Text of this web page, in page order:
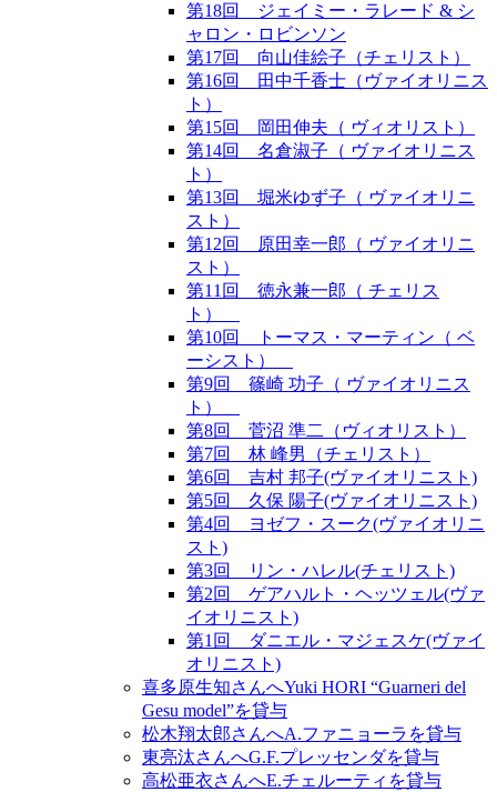
第18回 ジェイミー・ラレード & シ
ャロン・ロビンソン
第17回 向山佳絵子（チェリスト）
第16回 田中千香士（ヴァイオリニス
ト）
第15回 岡田伸夫（ ヴィオリスト）
第14回 名倉淑子（ ヴァイオリニス
ト）
第13回 堀米ゆず子（ ヴァイオリニ
スト）
第12回 原田幸一郎（ ヴァイオリニ
スト）
第11回 徳永兼一郎（ チェリス
ト）
第10回 トーマス・マーティン（ ベ
ーシスト）
第9回 篠崎 功子（ ヴァイオリニス
ト）
第8回 菅沼 準二（ヴィオリスト）
第7回 林 峰男（チェリスト）
第6回 吉村 邦子(ヴァイオリニスト)
第5回 久保 陽子(ヴァイオリニスト)
第4回 ヨゼフ・スーク(ヴァイオリニ
スト)
第3回 リン・ハレル(チェリスト)
第2回 ゲアハルト・ヘッツェル(ヴァ
イオリニスト)
第1回 ダニエル・マジェスケ(ヴァイ
オリニスト)
喜多原生知さんへYuki HORI “Guarneri del
Gesu model”を貸与
松木翔太郎さんへA.ファニョーラを貸与
東亮汰さんへG.F.プレッセンダを貸与
高松亜衣さんへE.チェルーティを貸与